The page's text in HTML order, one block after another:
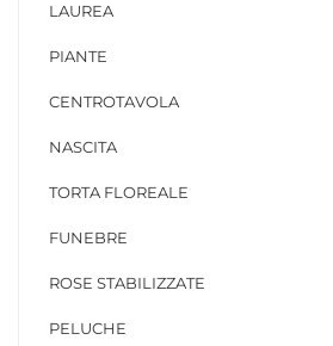
LAUREA
PIANTE
CENTROTAVOLA
NASCITA
TORTA FLOREALE
FUNEBRE
ROSE STABILIZZATE
PELUCHE